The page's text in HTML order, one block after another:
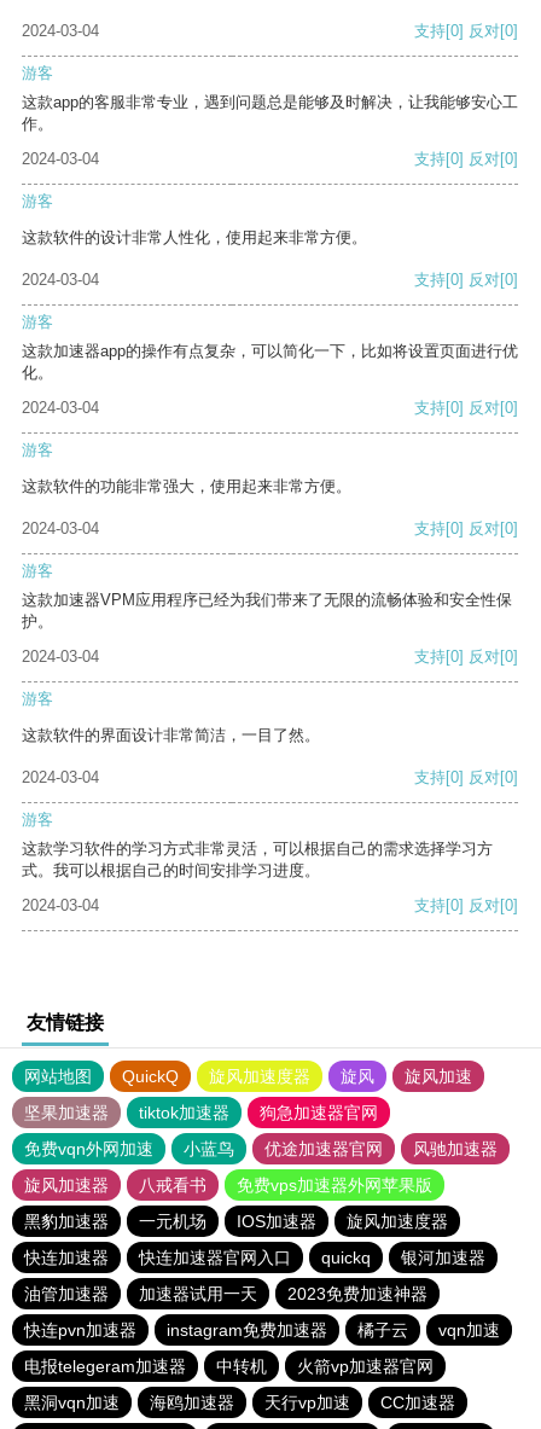
2024-03-04 支持[0] 反对[0]
游客
这款app的客服非常专业，遇到问题总是能够及时解决，让我能够安心工
作。
2024-03-04
支持[0] 反对[0]
游客
这款软件的设计非常人性化，使用起来非常方便。
2024-03-04 支持[0] 反对[0]
游客
这款加速器app的操作有点复杂，可以简化一下，比如将设置页面进行优
化。
2024-03-04
支持[0] 反对[0]
游客
这款软件的功能非常强大，使用起来非常方便。
2024-03-04 支持[0] 反对[0]
游客
这款加速器VPM应用程序已经为我们带来了无限的流畅体验和安全性保
护。
2024-03-04
支持[0] 反对[0]
游客
这款软件的界面设计非常简洁，一目了然。
2024-03-04 支持[0] 反对[0]
游客
这款学习软件的学习方式非常灵活，可以根据自己的需求选择学习方
式。我可以根据自己的时间安排学习进度。
2024-03-04
支持[0] 反对[0]
友情链接
网站地图 QuickQ 旋风加速度器 旋风
旋风加速
坚果加速器
tiktok加速器
狗急加速器官网
免费vqn外网加速
小蓝鸟 优途加速器官网
风驰加速器
旋风加速器
八戒看书
免费vps加速器外网苹果版
黑豹加速器
一元机场 IOS加速器
旋风加速度器
快连加速器
快连加速器官网入口 quickq
银河加速器
油管加速器
加速器试用一天
2023免费加速神器
快连pvn加速器
instagram免费加速器 橘子云
vqn加速
电报telegeram加速器
中转机
火箭vp加速器官网
黑洞vqn加速
海鸥加速器 天行vp加速 CC加速器